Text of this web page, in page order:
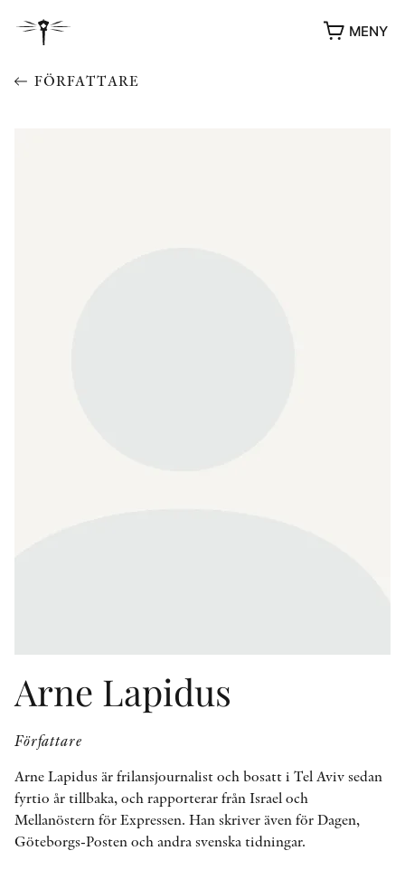
MENY
FÖRFATTARE
Arne Lapidus
Författare
Arne Lapidus är frilansjournalist och bosatt i Tel Aviv sedan
fyrtio år tillbaka, och rapporterar från Israel och
Mellanöstern för Expressen. Han skriver även för Dagen,
Göteborgs-Posten och andra svenska tidningar.